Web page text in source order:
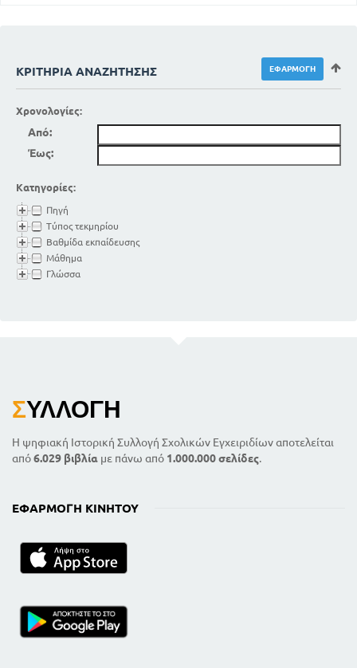
ΚΡΙΤΉΡΙΑ ΑΝΑΖΉΤΗΣΗΣ
Χρονολογίες:
Από:
Έως:
Κατηγορίες:
Πηγή
Τύπος τεκμηρίου
Βαθμίδα εκπαίδευσης
Μάθημα
Γλώσσα
ΣΥΛΛΟΓΉ
Η ψηφιακή Ιστορική Συλλογή Σχολικών Εγχειριδίων αποτελείται
από6.029 βιβλία με πάνω από 1.000.000 σελίδες.
ΕΦΑΡΜΟΓΉ ΚΙΝΗΤΟΎ